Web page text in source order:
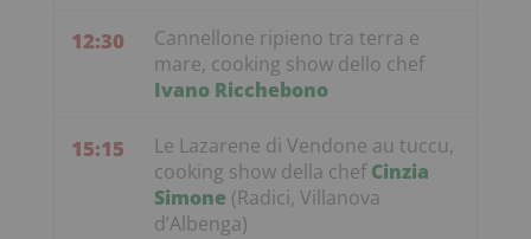
12:30
Cannellone ripieno tra terra e
mare, cooking show dello chef
Ivano Ricchebono
15:15
Le Lazarene di Vendone au tuccu,
cooking show della chefCinzia
Simone (Radici, Villanova
d’Albenga)